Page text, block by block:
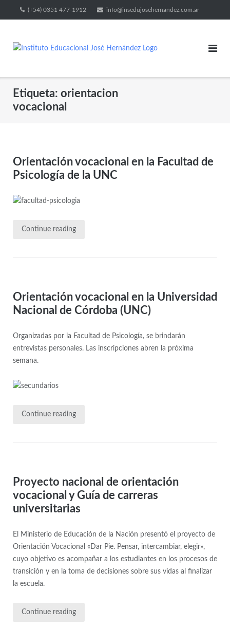
(+54) 0351 477-1912 info@insedujosehernandez.com.ar
Etiqueta: orientacion
vocacional
Orientación vocacional en la Facultad de
Psicología de la UNC
Continue reading
Orientación vocacional en la Universidad
Nacional de Córdoba (UNC)
Organizadas por la Facultad de Psicología, se brindarán
entrevistas personales. Las inscripciones abren la próxima
semana.
Continue reading
Proyecto nacional de orientación
vocacional y Guía de carreras
universitarias
El Ministerio de Educación de la Nación presentó el proyecto de
Orientación Vocacional «Dar Pie. Pensar, intercambiar, elegir»,
cuyo objetivo es acompañar a los estudiantes en los procesos de
transición y en la toma de decisiones sobre sus vidas al finalizar
la escuela.
Continue reading